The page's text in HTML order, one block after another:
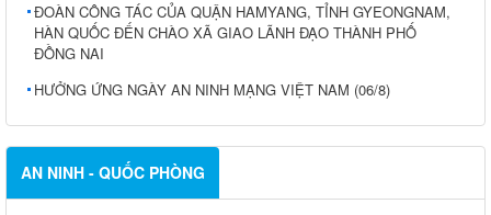
ĐOÀN CÔNG TÁC CỦA QUẬN HAMYANG, TỈNH GYEONGNAM,
HÀN QUỐC ĐẾN CHÀO XÃ GIAO LÃNH ĐẠO THÀNH PHỐ
ĐỒNG NAI
HƯỞNG ỨNG NGÀY AN NINH MẠNG VIỆT NAM (06/8)
AN NINH - QUỐC PHÒNG